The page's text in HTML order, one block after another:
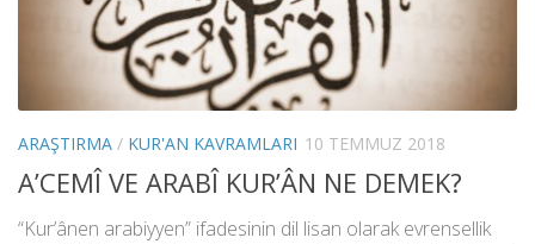
ARAŞTIRMA / KUR'AN KAVRAMLARI 10 TEMMUZ 2018
A’CEMÎ VE ARABÎ KUR’ÂN NE DEMEK?
“Kur’ânen arabiyyen” ifadesinin dil lisan olarak evrensellik